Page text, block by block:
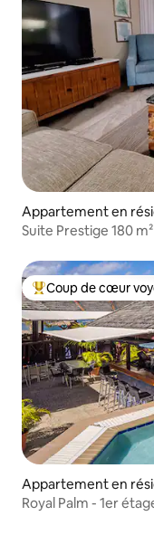
Appartement en
Suite Prestige 180
Coups de cœur
Coup de cœur
Appartement en
Royal Palm - 1er